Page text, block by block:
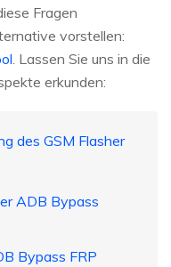
Fragen
vorstellen:
. Lassen Sie uns in die
erkunden:
des GSM Flasher
ADB Bypass
Bypass FRP